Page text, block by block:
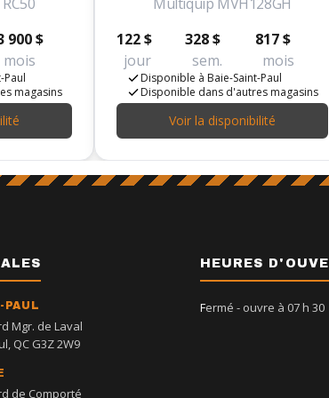
900 $
mois
Paul
magasins
122 $
jour
328 $
sem.
817 $
mois
Disponible à Baie-Saint-Paul
Disponible dans d'autres magasins
Voir la disponibilité
PAUL
Mgr. de Laval
QC G3Z 2W9
de Comporté
HEURES
Fermé - ouvre à 07 h 30